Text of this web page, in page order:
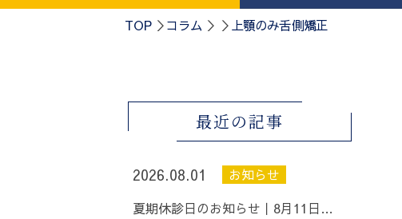
TOP コラム 上顎のみ舌側矯正
最近の記事
2026.08.01
お知らせ
夏期休診日のお知らせ丨8月11日…